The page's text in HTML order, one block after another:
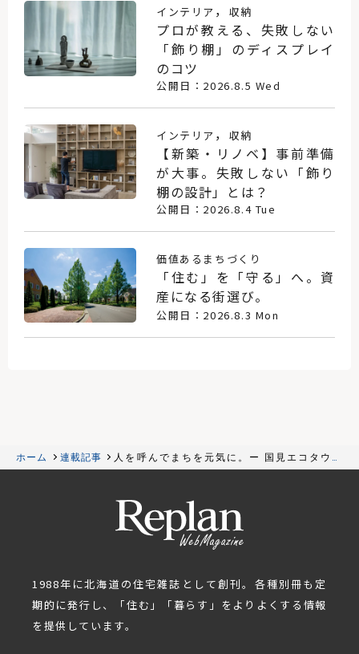
インテリア ， 収納
プロが教える、失敗しない
「飾り棚」のディスプレイ
のコツ
公開日：2026.8.5 Wed
インテリア ， 収納
【新築・リノベ】事前準備
が大事。失敗しない「飾り
棚の設計」とは？
公開日：2026.8.4 Tue
価値あるまちづくり
「住む」を「守る」へ。資
産になる街選び。
公開日：2026.8.3 Mon
ホーム 連載記事
人を呼んでまちを元気に。ー 国見エコタウン
「森のスミカapartment.」
1988年に北海道の住宅雑誌として創刊。各種別冊も定
期的に発行し、「住む」「暮らす」をよりよくする情報
を提供しています。